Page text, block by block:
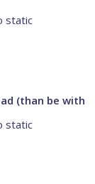
static
(than be with
static